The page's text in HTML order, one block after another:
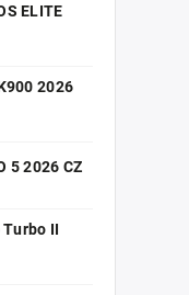
ELITE
2026
5 2026 CZ
II